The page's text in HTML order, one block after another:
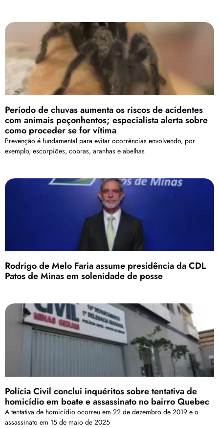
Período de chuvas aumenta os riscos de acidentes
com animais peçonhentos; especialista alerta sobre
como proceder se for vítima
Prevenção é fundamental para evitar ocorrências envolvendo, por
exemplo, escorpiões, cobras, aranhas e abelhas
Rodrigo de Melo Faria assume presidência da CDL
Patos de Minas em solenidade de posse
Polícia Civil conclui inquéritos sobre tentativa de
homicídio em boate e assassinato no bairro Quebec
A tentativa de homicídio ocorreu em 22 de dezembro de 2019 e o
assassinato em 15 de maio de 2025